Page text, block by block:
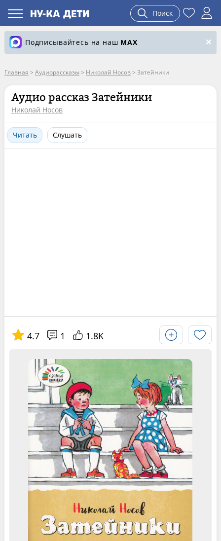
Поиск
Подписывайтесь на наш MAX
Главная > Аудиорассказы > Николай Носов> Затейники
Аудио рассказ Затейники
Николай Носов
Читать Слушать
4.7 1 1.8K